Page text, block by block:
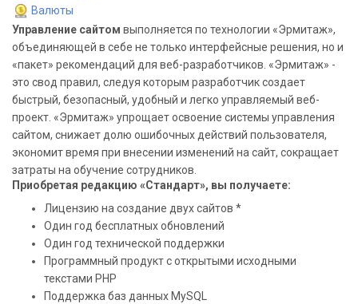
Валюты
Управление сайтом выполняется по технологии «Эрмитаж»,
объединяющей в себе не только интерфейсные решения, но и
«пакет» рекомендаций для веб-разработчиков. «Эрмитаж» -
это свод правил, следуя которым разработчик создает
быстрый, безопасный, удобный и легко управляемый веб-
проект. «Эрмитаж» упрощает освоение системы управления
сайтом, снижает долю ошибочных действий пользователя,
экономит время при внесении изменений на сайт, сокращает
затраты на обучение сотрудников.
Приобретая редакцию «Стандарт», вы получаете:
Лицензию на создание двух сайтов *
Один год бесплатных обновлений
Один год технической поддержки
Программный продукт с открытыми исходными
текстами PHP
Поддержка баз данных MySQL